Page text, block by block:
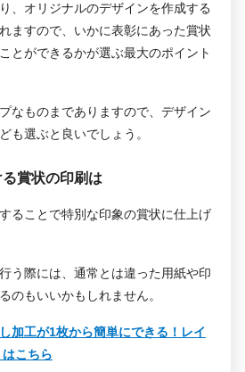
、オリジナルのデザインを作成する
ますので、いかに表彰にあった賞状
とができるかが選ぶ最大のポイント
なものまでありますので、デザイン
も選ぶと良いでしょう。
賞状の印刷は
ることで特別な印象の賞状に仕上げ
う際には、通常とは違った用紙や印
のもいいかもしれません。
加工が1枚から簡単にできる！レイ
こちら